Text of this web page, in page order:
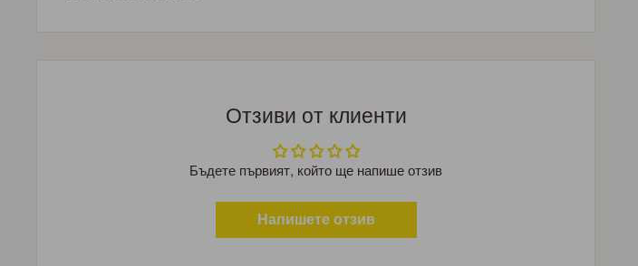
Отзиви от клиенти
Бъдете първият, който ще напише отзив
Напишете отзив